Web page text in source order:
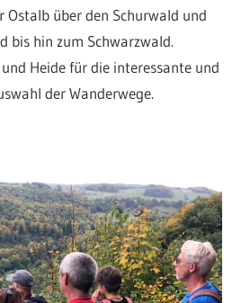
Ostalb über den Schurwald und
bis hin zum Schwarzwald.
Heide für die interessante und
der Wanderwege.